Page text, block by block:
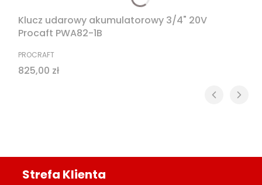
Klucz udarowy akumulatorowy 3/4" 20V
Procaft PWA82-1B
PRODUCENT
PROCRAFT
Cena
825,00 zł
Strefa Klienta